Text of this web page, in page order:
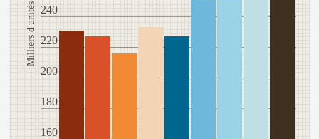
240
220
200
180
160
Milliers d'unités